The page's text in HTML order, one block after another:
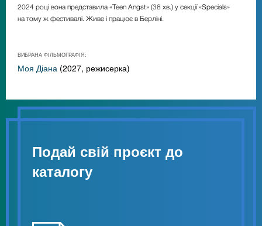
2024 році вона представила «Teen Angst» (38 хв.) у секції «Specials»
на тому ж фестивалі. Живе і працює в Берліні.
ВИБРАНА ФІЛЬМОГРАФІЯ:
Моя Діана (2027, режисерка)
Подай свій проєкт до
каталогу